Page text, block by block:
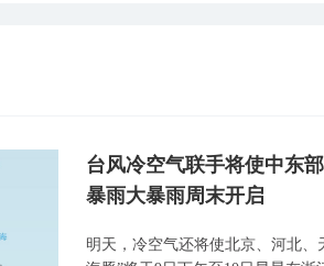
台风冷空气联手将使中东
暴雨大暴雨周末开启
明天，冷空气还将使北京、河北